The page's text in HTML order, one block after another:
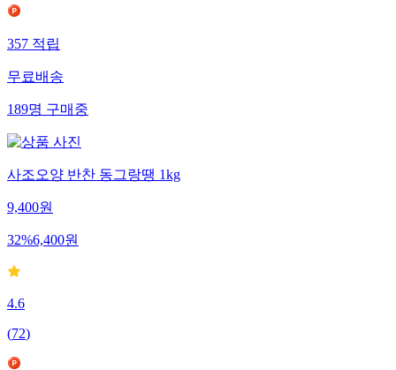
357적립
무료배송
189명구매중
사조오양 반찬 동그랑땡 1kg
9,400원
32%6,400원
4.6
(72)